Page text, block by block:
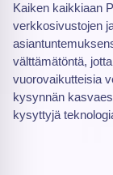
Kaiken kaikkiaan
verkkosivustojen
välttämätöntä,
vuorovaikutteisia
kysynnän
kysyttyjä